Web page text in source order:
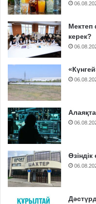
Мектеп
керек?